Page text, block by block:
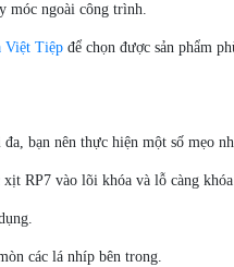
móc ngoài công trình.
Việt Tiệp để chọn được sản phẩm
bạn nên thực hiện một số mẹo
RP7 vào lõi khóa và lỗ càng
các lá nhíp bên trong.